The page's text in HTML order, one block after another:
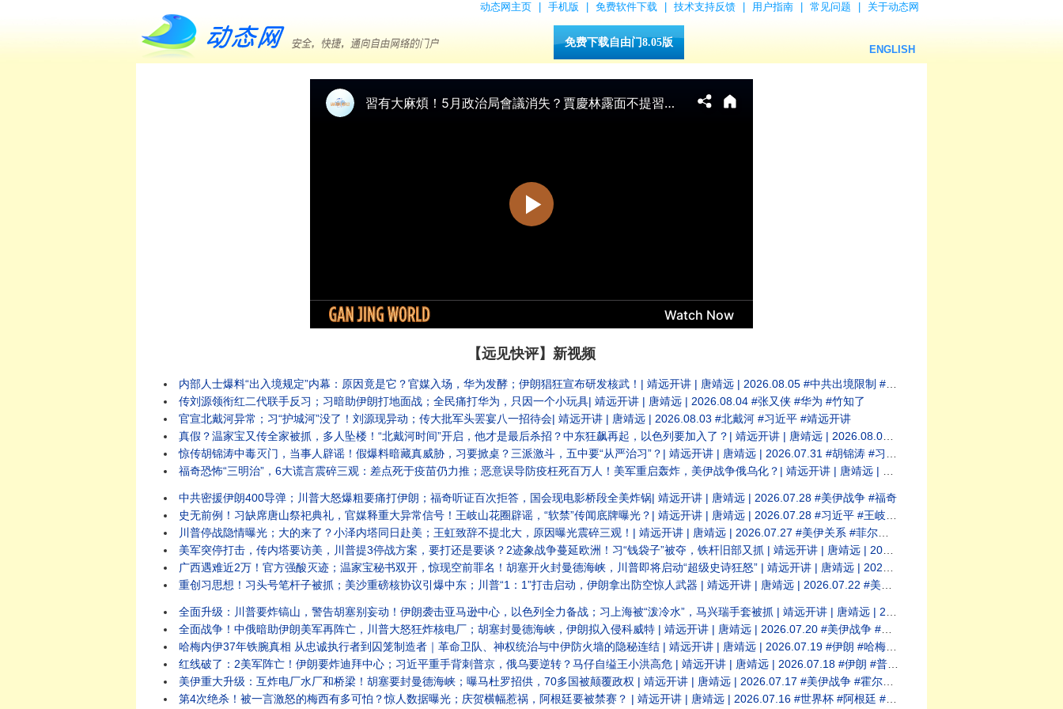
动态网主页 手机版 免费软件下载 技术支持反馈 用户指南 常见问题 关于动态网
免费下载自由门8.05版
ENGLISH
【远见快评】新视频
内部人士爆料“出入境规定”内幕：原因竟是它？官媒入场，华为发酵；伊朗猖狂宣布研发核武！| 靖远开讲 | 唐靖远 | 2026.08.05 #中共出境限制 #闭关锁国 #竹知了 #华为
传刘源领衔红二代联手反习；习暗助伊朗打地面战；全民痛打华为，只因一个小玩具| 靖远开讲 | 唐靖远 | 2026.08.04 #张又侠 #华为 #竹知了
官宣北戴河异常；习“护城河”没了！刘源现异动；传大批军头罢宴八一招待会| 靖远开讲 | 唐靖远 | 2026.08.03 #北戴河 #习近平 #靖远开讲
真假？温家宝又传全家被抓，多人坠楼！“北戴河时间”开启，他才是最后杀招？中东狂飙再起，以色列要加入了？| 靖远开讲 | 唐靖远 | 2026.08.01 #温家宝 #习近平 #北戴河
惊传胡锦涛中毒灭门，当事人辟谣！假爆料暗藏真威胁，习要掀桌？三派激斗，五中要“从严治习”？| 靖远开讲 | 唐靖远 | 2026.07.31 #胡锦涛 #习近平 #五中全会
福奇恐怖“三明治”，6大谎言震碎三观：差点死于疫苗仍力推；恶意误导防疫枉死百万人！美军重启轰炸，美伊战争俄乌化？| 靖远开讲 | 唐靖远 | 2026.07.29 #福奇 #Fauci #美伊冲突
中共密援伊朗400导弹；川普大怒爆粗要痛打伊朗；福奇听证百次拒答，国会现电影桥段全美炸锅| 靖远开讲 | 唐靖远 | 2026.07.28 #美伊战争 #福奇
史无前例！习缺席唐山祭祀典礼，官媒释重大异常信号！王岐山花圈辟谣，“软禁”传闻底牌曝光？| 靖远开讲 | 唐靖远 | 2026.07.28 #习近平 #王岐山 #北戴河会议
川普停战隐情曝光；大的来了？小泽内塔同日赴美；王虹致辞不提北大，原因曝光震碎三观！| 靖远开讲 | 唐靖远 | 2026.07.27 #美伊关系 #菲尔兹奖 #王虹
美军突停打击，传内塔要访美，川普提3停战方案，要打还是要谈？2迹象战争蔓延欧洲！习“钱袋子”被夺，铁杆旧部又抓 | 靖远开讲 | 唐靖远 | 2026.07.25 #美伊战争 #川普 #中共内斗
广西遇难近2万！官方强酸灭迹；温家宝秘书双开，惊现空前罪名！胡塞开火封曼德海峡，川普即将启动“超级史诗狂怒” | 靖远开讲 | 唐靖远 | 2026.07.23 #横州溃坝 #三峡大坝
重创习思想！习头号笔杆子被抓；美沙重磅核协议引爆中东；川普“1：1”打击启动，伊朗拿出防空惊人武器 | 靖远开讲 | 唐靖远 | 2026.07.22 #美伊战争 #习近平 #中共权斗
全面升级：川普要炸镐山，警告胡塞别妄动！伊朗袭击亚马逊中心，以色列全力备战；习上海被“泼冷水”，马兴瑞手套被抓 | 靖远开讲 | 唐靖远 | 2026.07.21 #美伊战争 #伊朗核设施
全面战争！中俄暗助伊朗美军再阵亡，川普大怒狂炸核电厂；胡塞封曼德海峡，伊朗拟入侵科威特 | 靖远开讲 | 唐靖远 | 2026.07.20 #美伊战争 #霍尔木兹海峡
哈梅内伊37年铁腕真相 从忠诚执行者到囚笼制造者｜革命卫队、神权统治与中伊防火墙的隐秘连结 | 靖远开讲 | 唐靖远 | 2026.07.19 #伊朗 #哈梅内伊
红线破了：2美军阵亡！伊朗要炸迪拜中心；习近平重手背刺普京，俄乌要逆转？马仔自缢王小洪高危 | 靖远开讲 | 唐靖远 | 2026.07.18 #伊朗 #普京 #俄乌
美伊重大升级：互炸电厂水厂和桥梁！胡塞要封曼德海峡；曝马杜罗招供，70多国被颠覆政权 | 靖远开讲 | 唐靖远 | 2026.07.17 #美伊战争 #霍尔木兹海峡 #川普
第4次绝杀！被一言激怒的梅西有多可怕？惊人数据曝光；庆贺横幅惹祸，阿根廷要被禁赛？ | 靖远开讲 | 唐靖远 | 2026.07.16 #世界杯 #阿根廷 #梅西